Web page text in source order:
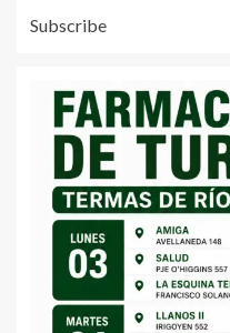
Subscribe